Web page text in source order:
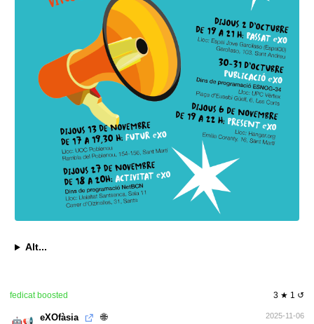
Alt...
3 ★ 1 ↺
fedicatboosted
eXOfàsia 🌐 2025-11-06